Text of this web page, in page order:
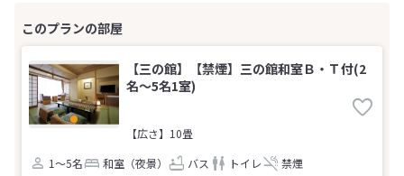
【三の館】【禁煙】三の館和室Ｂ・Ｔ付(2
名～5名1室)
【広さ】10畳
1～5名
和室（夜景） バス トイレ 禁煙